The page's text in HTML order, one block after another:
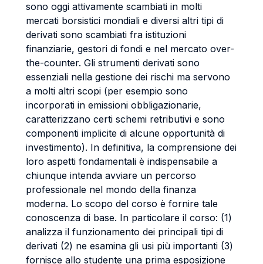
sono oggi attivamente scambiati in molti
mercati borsistici mondiali e diversi altri tipi di
derivati sono scambiati fra istituzioni
finanziarie, gestori di fondi e nel mercato over-
the-counter. Gli strumenti derivati sono
essenziali nella gestione dei rischi ma servono
a molti altri scopi (per esempio sono
incorporati in emissioni obbligazionarie,
caratterizzano certi schemi retributivi e sono
componenti implicite di alcune opportunità di
investimento). In definitiva, la comprensione dei
loro aspetti fondamentali è indispensabile a
chiunque intenda avviare un percorso
professionale nel mondo della finanza
moderna. Lo scopo del corso è fornire tale
conoscenza di base. In particolare il corso: (1)
analizza il funzionamento dei principali tipi di
derivati (2) ne esamina gli usi più importanti (3)
fornisce allo studente una prima esposizione